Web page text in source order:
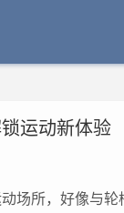
运动新体验
所，好像与轮